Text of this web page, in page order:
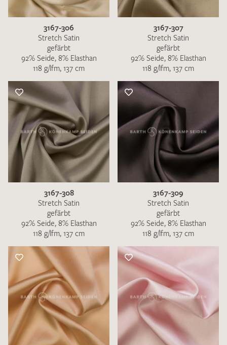
3167-306
Stretch Satin
gefärbt
92% Seide, 8% Elasthan
118 g/lfm, 137 cm
3167-307
Stretch Satin
gefärbt
92% Seide, 8% Elasthan
118 g/lfm, 137 cm
3167-308
Stretch Satin
gefärbt
92% Seide, 8% Elasthan
118 g/lfm, 137 cm
3167-309
Stretch Satin
gefärbt
92% Seide, 8% Elasthan
118 g/lfm, 137 cm